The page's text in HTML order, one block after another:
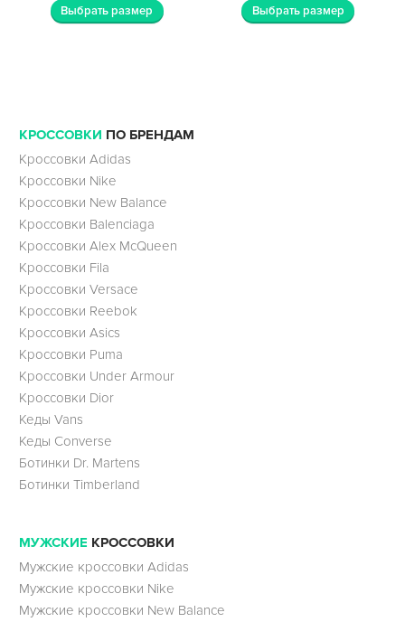
Выбрать размер Выбрать размер
КРОССОВКИ ПО БРЕНДАМ
Кроссовки Adidas
Кроссовки Nike
Кроссовки New Balance
Кроссовки Balenciaga
Кроссовки Alex McQueen
Кроссовки Fila
Кроссовки Versace
Кроссовки Reebok
Кроссовки Asics
Кроссовки Puma
Кроссовки Under Armour
Кроссовки Dior
Кеды Vans
Кеды Converse
Ботинки Dr. Martens
Ботинки Timberland
МУЖСКИЕ КРОССОВКИ
Мужские кроссовки Adidas
Мужские кроссовки Nike
Мужские кроссовки New Balance